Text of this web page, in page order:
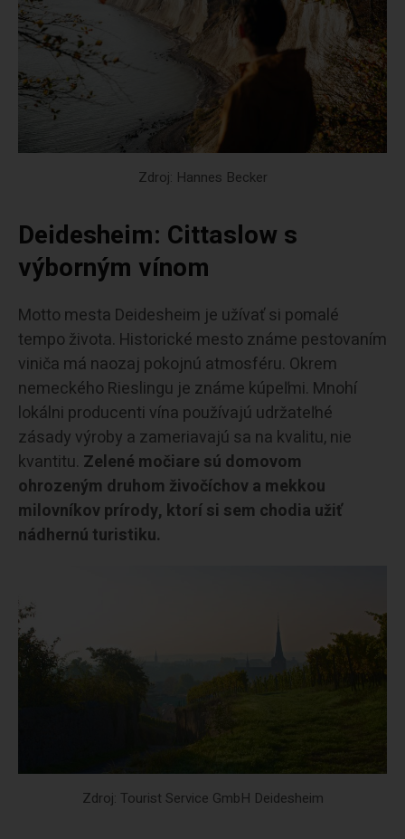
Zdroj: Hannes Becker
Deidesheim: Cittaslow s
výborným vínom
Motto mesta Deidesheim je užívať si pomalé
tempo života. Historické mesto známe pestovaním
viniča má naozaj pokojnú atmosféru. Okrem
nemeckého Rieslingu je známe kúpeľmi. Mnohí
lokálni producenti vína používajú udržateľné
zásady výroby a zameriavajú sa na kvalitu, nie
kvantitu. Zelené močiare sú domovom
ohrozeným druhom živočíchov a mekkou
milovníkov prírody, ktorí si sem chodia užiť
nádhernú turistiku.
Zdroj: Tourist Service GmbH Deidesheim